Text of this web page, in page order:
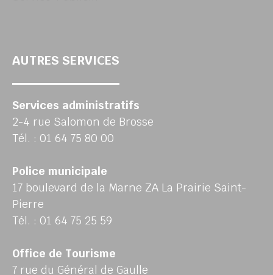
AUTRES SERVICES
Services administratifs
2-4 rue Salomon de Brosse
Tél. : 01 64 75 80 00
Police municipale
17 boulevard de la Marne ZA La Prairie Saint-
Pierre
Tél. : 01 64 75 25 59
Office de Tourisme
7 rue du Général de Gaulle